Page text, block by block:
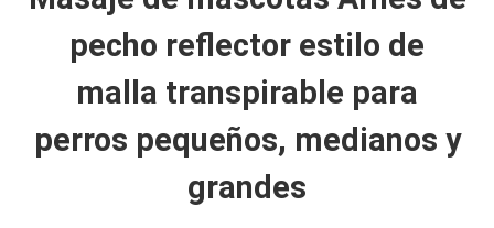
PRODUCTOS
SOBRE
Rights
pecho reflector estilo de
malla transpirable para
perros pequeños, medianos y
grandes